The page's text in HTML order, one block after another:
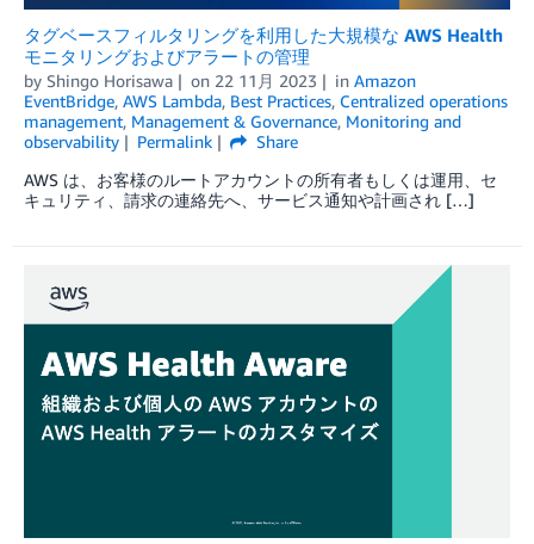
タグベースフィルタリングを利用した大規模な AWS Health
モニタリングおよびアラートの管理
by Shingo Horisawa on 22 11月 2023 in Amazon
EventBridge, AWS Lambda, Best Practices, Centralized operations
management, Management & Governance, Monitoring and
observability
Permalink
Share
AWS は、お客様のルートアカウントの所有者もしくは運用、セ
キュリティ、請求の連絡先へ、サービス通知や計画され […]